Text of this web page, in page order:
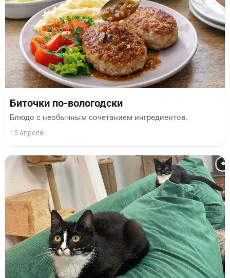
Биточки по-вологодски
Блюдо с необычным сочетанием ингредиентов.
15 апреля